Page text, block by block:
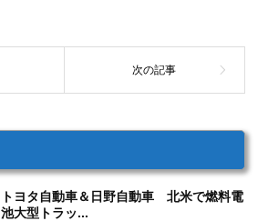
トヨタ自動車＆日野自動車 北米で燃料電
池大型トラッ...